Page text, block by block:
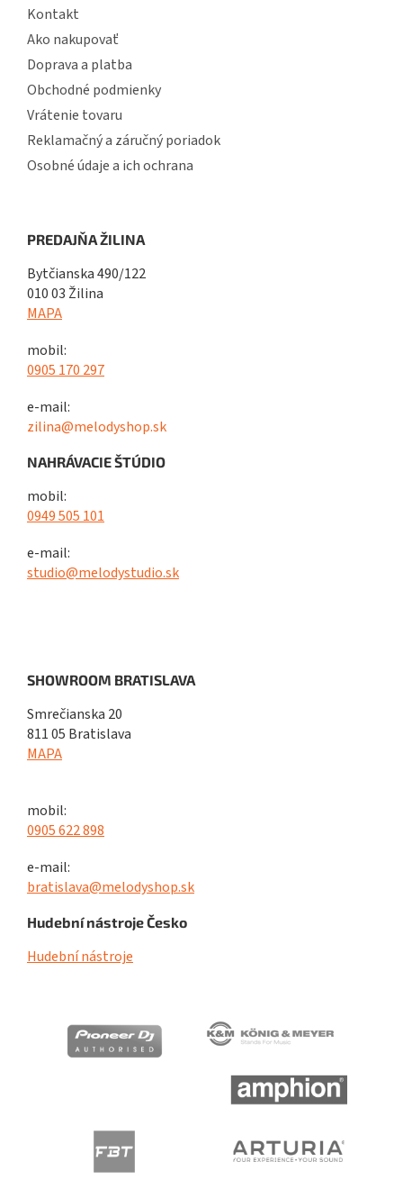
Kontakt
Ako nakupovať
Doprava a platba
Obchodné podmienky
Vrátenie tovaru
Reklamačný a záručný poriadok
Osobné údaje a ich ochrana
PREDAJŇA ŽILINA
Bytčianska 490/122
010 03 Žilina
MAPA
mobil:
0905 170 297
e-mail:
zilina@melodyshop.sk
NAHRÁVACIE ŠTÚDIO
mobil:
0949 505 101
e-mail:
studio@melodystudio.sk
SHOWROOM BRATISLAVA
Smrečianska 20
811 05 Bratislava
MAPA
mobil:
0905 622 898
e-mail:
bratislava@melodyshop.sk
Hudební nástroje Česko
Hudební nástroje